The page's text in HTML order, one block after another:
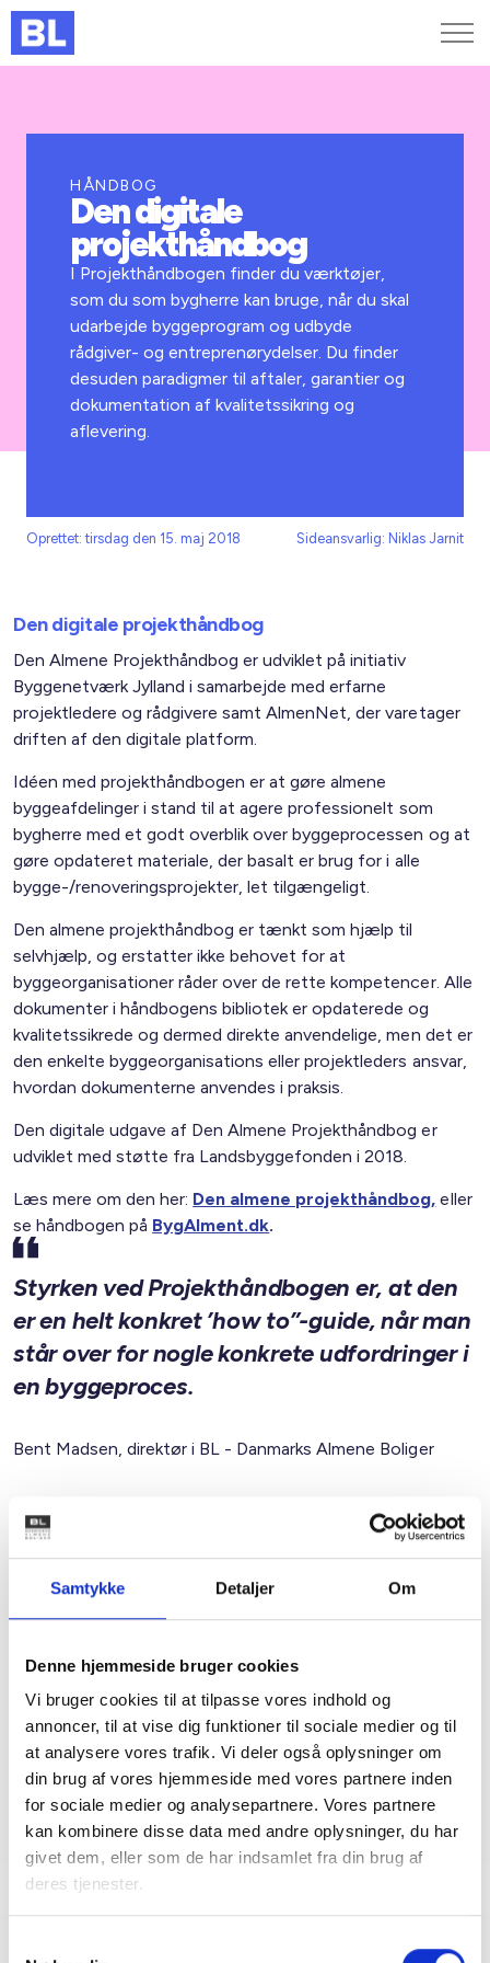
Samtykke Detaljer Om
Denne hjemmeside bruger cookies
Vi bruger cookies til at tilpasse vores indhold og
annoncer, til at vise dig funktioner til sociale medier og til
at analysere vores trafik. Vi deler også oplysninger om
din brug af vores hjemmeside med vores partnere inden
for sociale medier og analysepartnere. Vores partnere
kan kombinere disse data med andre oplysninger, du har
givet dem, eller som de har indsamlet fra din brug af
deres tjenester.
Kurser og arrangementer
Jobportalen
HÅNDBOG
Den digitale
projekthåndbog
I Projekthåndbogen finder du værktøjer,
som du som bygherre kan bruge, når du skal
udarbejde byggeprogram og udbyde
rådgiver- og entreprenørydelser. Du finder
desuden paradigmer til aftaler, garantier og
dokumentation af kvalitetssikring og
aflevering.
Oprettet: tirsdag den 15. maj 2018 Sideansvarlig: Niklas Jarnit
Styrken ved Projekthåndbogen er, at den
er en helt konkret ’how to”-guide, når man
står over for nogle konkrete udfordringer i
en byggeproces.
Bent Madsen, direktør i BL - Danmarks Almene Boliger
Den digitale projekthåndbog
Den Almene Projekthåndbog er udviklet på initiativ
Byggenetværk Jylland i samarbejde med erfarne
projektledere og rådgivere samt AlmenNet, der varetager
driften af den digitale platform.
Idéen med projekthåndbogen er at gøre almene
byggeafdelinger i stand til at agere professionelt som
bygherre med et godt overblik over byggeprocessen og at
gøre opdateret materiale, der basalt er brug for i alle
bygge-/renoveringsprojekter, let tilgængeligt.
Den almene projekthåndbog er tænkt som hjælp til
selvhjælp, og erstatter ikke behovet for at
byggeorganisationer råder over de rette kompetencer. Alle
dokumenter i håndbogens bibliotek er opdaterede og
kvalitetssikrede og dermed direkte anvendelige, men det er
den enkelte byggeorganisations eller projektleders ansvar,
hvordan dokumenterne anvendes i praksis.
Den digitale udgave af Den Almene Projekthåndbog er
udviklet med støtte fra Landsbyggefonden i 2018.
Læs mere om den her: Den almene projekthåndbog, eller
se håndbogen på BygAlment.dk.
Kontakt
Sekretariatsleder i AlmenNet
Tlf: 23 20 94 36
Mail: nja@bl.dk